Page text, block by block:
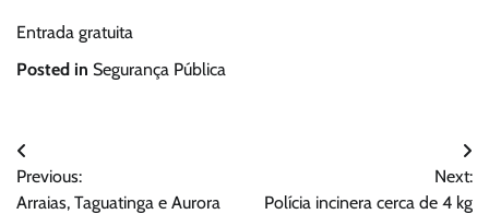
Entrada gratuita
Posted in Segurança Pública
Navegação
de
Previous:
Arraias, Taguatinga e Aurora
Next:
Polícia incinera cerca de 4 kg